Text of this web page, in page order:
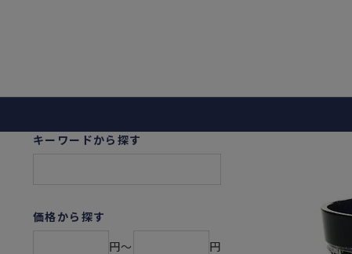
キーワードから探す
価格から探す
円〜
円